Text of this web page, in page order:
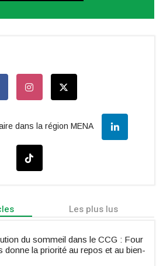
Les plus lus
du sommeil dans le CCG : Four
donne la priorité au repos et au bien-